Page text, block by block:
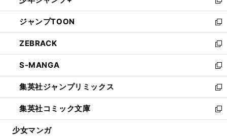
開
く
ウ
で
開
く
ン
ド
ウ
で
開
く
ウ
ィ
ン
ド
ウ
で
開
く
新
し
い
ウ
ィ
ン
ド
ウ
で
開
く
ジャンプTOON
新
し
い
ウ
ィ
ン
ド
ウ
で
開
ZEBRACK
新
し
い
ウ
ィ
ン
ド
ウ
S-MANGA
新
し
い
ウ
ィ
ン
集英社ジャンプリミックス
新
し
い
ウ
集英社コミック文庫
新
し
少女マンガ